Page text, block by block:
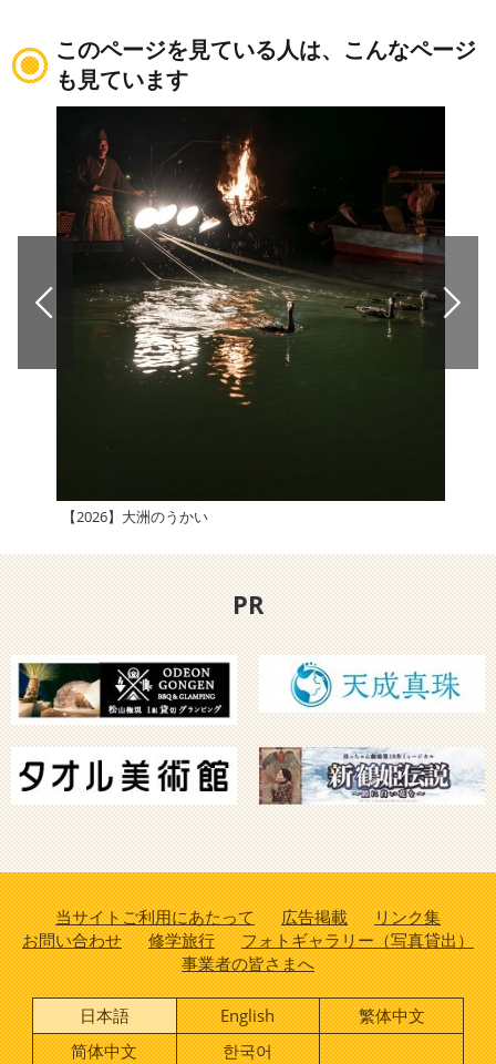
このページを見ている人は、こんなページ
も見ています
【2026】大洲のうかい
PR
当サイトご利用にあたって 広告掲載
リンク集
お問い合わせ
修学旅行
フォトギャラリー（写真貸出）
事業者の皆さまへ
日本語 English
繁体中文
简体中文
한국어